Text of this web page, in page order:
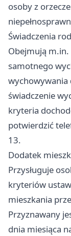
osoby z
Świadczenia
Obejmują m.in.
samotnego
wychowywania
świadczenie
kryteria
potwierdzić
13.
Dodatek
Przysługuje
kryteriów
mieszkania
Przyznawany
dnia miesiąca